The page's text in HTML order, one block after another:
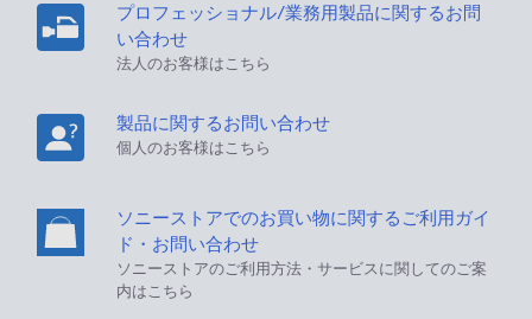
プロフェッショナル/業務用製品に関するお問
い合わせ
法人のお客様はこちら
製品に関するお問い合わせ
個人のお客様はこちら
ソニーストアでのお買い物に関するご利用ガイ
ド・お問い合わせ
ソニーストアのご利用方法・サービスに関してのご案
内はこちら